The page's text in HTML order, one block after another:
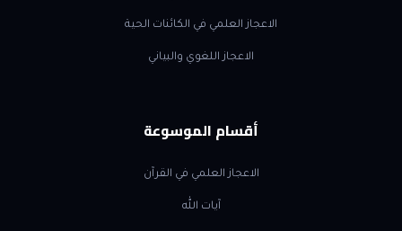
الاعجاز العلمي في الكائنات الحية
الاعجاز اللغوي والبياني
أقسام الموسوعة
الاعجاز العلمي في القرآن
آيات الله